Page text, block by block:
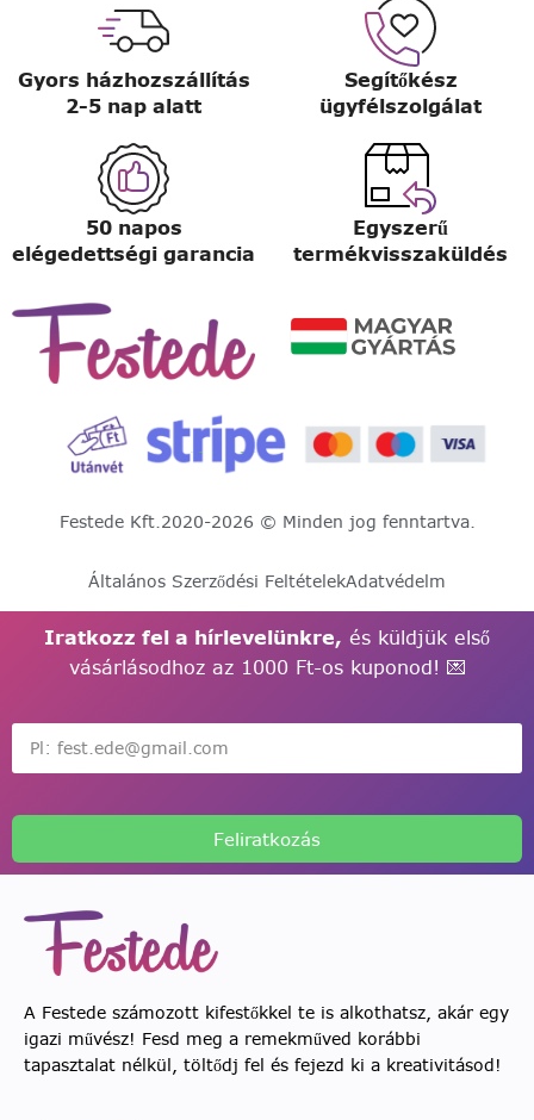
Gyors házhozszállítás
2-5 nap alatt
Segítőkész
ügyfélszolgálat
50 napos
elégedettségi garancia
Egyszerű
termékvisszaküldés
Festede Kft.2020-2026 © Minden jog fenntartva.
Általános Szerződési FeltételekAdatvédelm
Iratkozz fel a hírlevelünkre, és küldjük első
vásárlásodhoz az 1000 Ft-os kuponod! 💌
Feliratkozás
A Festede számozott kifestőkkel te is alkothatsz, akár egy
igazi művész! Fesd meg a remekműved korábbi
tapasztalat nélkül, töltődj fel és fejezd ki a kreativitásod!